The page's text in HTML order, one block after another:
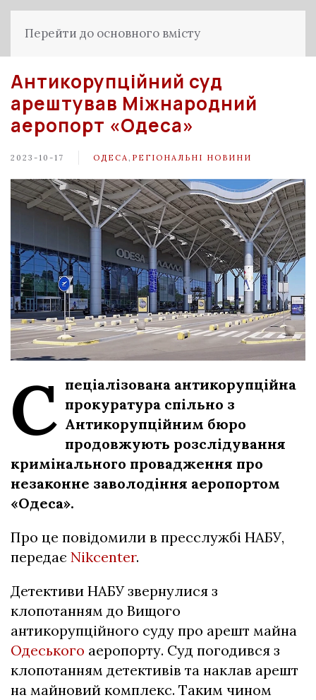
Перейти до основного вмісту
Антикорупційний суд
арештував Міжнародний
аеропорт «Одеса»
2023-10-17 ОДЕСА РЕГІОНАЛЬНІ НОВИНИ
С пеціалізована антикорупційна
прокуратура спільно з
Антикорупційним бюро
продовжують розслідування
кримінального провадження про
незаконне заволодіння аеропортом
«Одеса».
Про це повідомили в пресслужбі НАБУ,
передає Nikcenter.
Детективи НАБУ звернулися з
клопотанням до Вищого
антикорупційного суду про арешт майна
Одеського аеропорту. Суд погодився з
клопотанням детективів та наклав арешт
на майновий комплекс. Таким чином